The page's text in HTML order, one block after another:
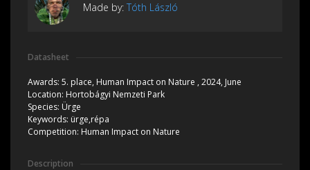
Made by: Tóth László
Datasheet
Awards: 5. place, Human Impact on Nature , 2024, June
Location: Hortobágyi Nemzeti Park
Species: Ürge
Keywords: ürge,répa
Competition: Human Impact on Nature
Description